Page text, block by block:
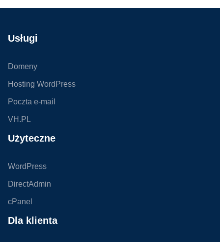
Usługi
Domeny
Hosting WordPress
Poczta e-mail
VH.PL
Użyteczne
WordPress
DirectAdmin
cPanel
Dla klienta